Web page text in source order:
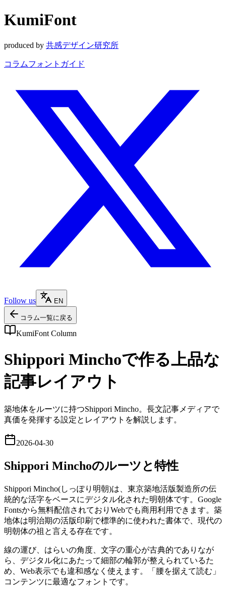
KumiFont
produced by 共感デザイン研究所
コラムフォントガイド
Follow us EN
コラム一覧に戻る
KumiFont Column
Shippori Minchoで作る上品な
記事レイアウト
築地体をルーツに持つShippori Mincho。長文記事メディアで
真価を発揮する設定とレイアウトを解説します。
2026-04-30
Shippori Minchoのルーツと特性
Shippori Mincho(しっぽり明朝)は、東京築地活版製造所の伝
統的な活字をベースにデジタル化された明朝体です。Google
Fontsから無料配信されておりWebでも商用利用できます。築
地体は明治期の活版印刷で標準的に使われた書体で、現代の
明朝体の祖と言える存在です。
線の運び、はらいの角度、文字の重心が古典的でありなが
ら、デジタル化にあたって細部の輪郭が整えられているた
め、Web表示でも違和感なく使えます。「腰を据えて読む」
コンテンツに最適なフォントです。